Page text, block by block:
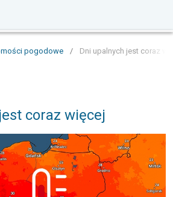
pogodowe / Dni upalnych jest coraz
coraz więcej